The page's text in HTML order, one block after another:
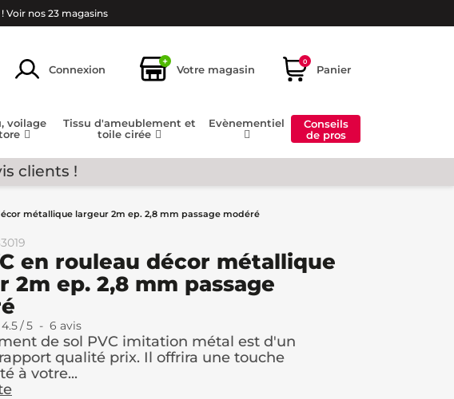
Voir nos 23 magasins
Connexion
+
Votre magasin
0
Panier
voilage
Tissu d'ameublement et
toile cirée
Evènementiel
Conseils
de pros
clients !
métallique largeur 2m ep. 2,8 mm passage modéré
en rouleau décor métallique
2m ep. 2,8 mm passage
4.5/5 - 6 avis
de sol PVC imitation métal est d'un
qualité prix. Il offrira une touche
à votre...